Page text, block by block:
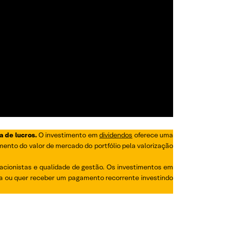
de lucros.O investimento emdividendos oferece uma
do valor de mercado do portfólio pela valorização
e qualidade de gestão. Os investimentos em
ou quer receber um pagamento recorrente investindo